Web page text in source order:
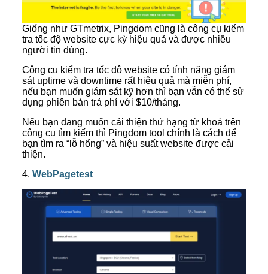
Giống như GTmetrix, Pingdom cũng là công cụ kiểm
tra tốc độ website cực kỳ hiệu quả và được nhiều
người tin dùng.
Công cụ kiểm tra tốc độ website có tính năng giám
sát uptime và downtime rất hiệu quả mà miễn phí,
nếu bạn muốn giám sát kỹ hơn thì bạn vẫn có thể sử
dụng phiên bản trả phí với $10/tháng.
Nếu bạn đang muốn cải thiện thứ hạng từ khoá trên
công cụ tìm kiếm thì Pingdom tool chính là cách để
bạn tìm ra “lỗ hổng” và hiệu suất website được cải
thiện.
4. WebPagetest